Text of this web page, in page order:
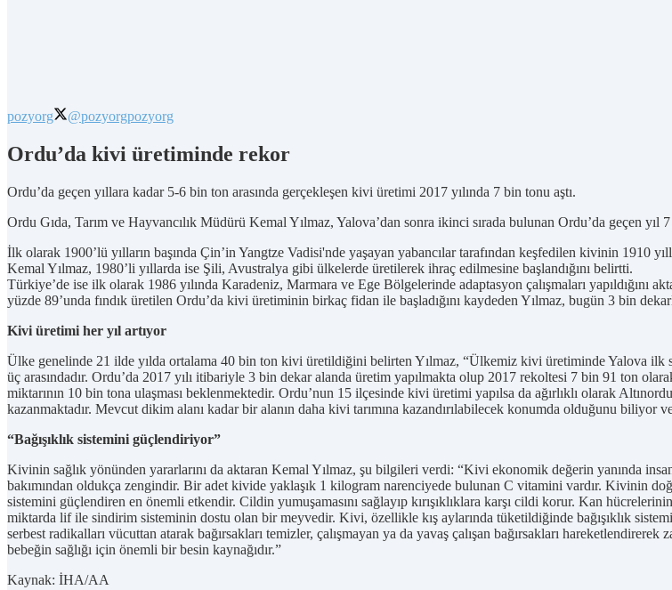
pozyorg @pozyorgpozyorg
Ordu’da kivi üretiminde rekor
Ordu’da geçen yıllara kadar 5-6 bin ton arasında gerçekleşen kivi üretimi 2017 yılında 7 bin tonu aştı.
Ordu Gıda, Tarım ve Hayvancılık Müdürü Kemal Yılmaz, Yalova’dan sonra ikinci sırada bulunan Ordu’da geçen
İlk olarak 1900’lü yılların başında Çin’in Yangtze Vadisi'nde yaşayan yabancılar tarafından keşfedilen kivinin 1910
Kemal Yılmaz, 1980’li yıllarda ise Şili, Avustralya gibi ülkelerde üretilerek ihraç edilmesine başlandığını belirtti.
Türkiye’de ise ilk olarak 1986 yılında Karadeniz, Marmara ve Ege Bölgelerinde adaptasyon çalışmaları yapıldığını
yüzde 89’unda fındık üretilen Ordu’da kivi üretiminin birkaç fidan ile başladığını kaydeden Yılmaz, bugün 3 bin
Kivi üretimi her yıl artıyor
Ülke genelinde 21 ilde yılda ortalama 40 bin ton kivi üretildiğini belirten Yılmaz, “Ülkemiz kivi üretiminde Yalova ilk
üç arasındadır. Ordu’da 2017 yılı itibariyle 3 bin dekar alanda üretim yapılmakta olup 2017 rekoltesi 7 bin 91 ton
miktarının 10 bin tona ulaşması beklenmektedir. Ordu’nun 15 ilçesinde kivi üretimi yapılsa da ağırlıklı olarak
kazanmaktadır. Mevcut dikim alanı kadar bir alanın daha kivi tarımına kazandırılabilecek konumda olduğunu
“Bağışıklık sistemini güçlendiriyor”
Kivinin sağlık yönünden yararlarını da aktaran Kemal Yılmaz, şu bilgileri verdi: “Kivi ekonomik değerin yanında
bakımından oldukça zengindir. Bir adet kivide yaklaşık 1 kilogram narenciyede bulunan C vitamini vardır. Kivinin
sistemini güçlendiren en önemli etkendir. Cildin yumuşamasını sağlayıp kırışıklıklara karşı cildi korur. Kan
miktarda lif ile sindirim sisteminin dostu olan bir meyvedir. Kivi, özellikle kış aylarında tüketildiğinde bağışıklık
serbest radikalları vücuttan atarak bağırsakları temizler, çalışmayan ya da yavaş çalışan bağırsakları
bebeğin sağlığı için önemli bir besin kaynağıdır.”
Kaynak: İHA/AA